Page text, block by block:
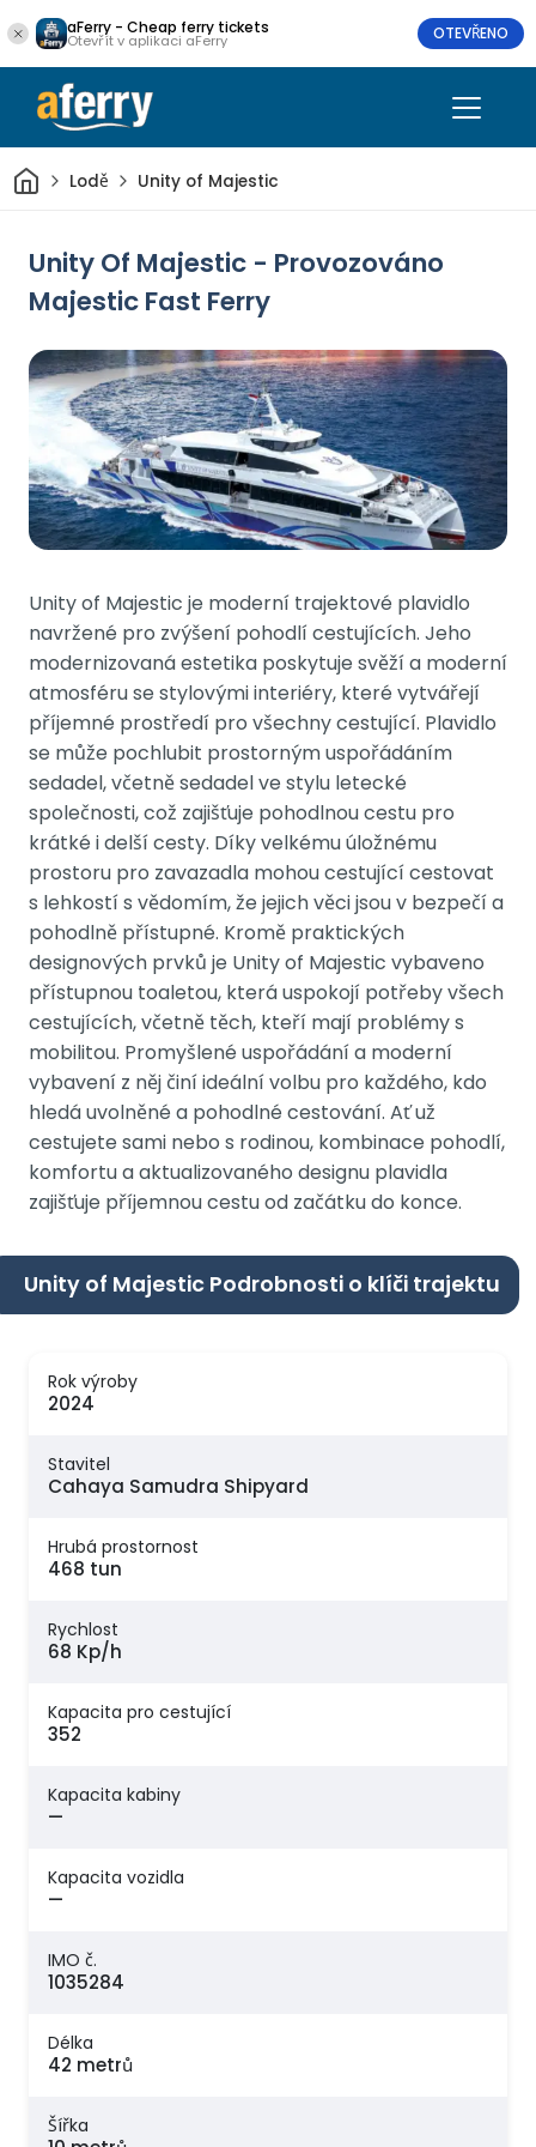
aFerry - Cheap ferry tickets
Otevřít v aplikaci aFerry OTEVŘENO
Domov
Lodě Unity of Majestic
Unity Of Majestic - Provozováno
Majestic Fast Ferry
Unity of Majestic je moderní trajektové plavidlo
navržené pro zvýšení pohodlí cestujících. Jeho
modernizovaná estetika poskytuje svěží a moderní
atmosféru se stylovými interiéry, které vytvářejí
příjemné prostředí pro všechny cestující. Plavidlo
se může pochlubit prostorným uspořádáním
sedadel, včetně sedadel ve stylu letecké
společnosti, což zajišťuje pohodlnou cestu pro
krátké i delší cesty. Díky velkému úložnému
prostoru pro zavazadla mohou cestující cestovat
s lehkostí s vědomím, že jejich věci jsou v bezpečí a
pohodlně přístupné. Kromě praktických
designových prvků je Unity of Majestic vybaveno
přístupnou toaletou, která uspokojí potřeby všech
cestujících, včetně těch, kteří mají problémy s
mobilitou. Promyšlené uspořádání a moderní
vybavení z něj činí ideální volbu pro každého, kdo
hledá uvolněné a pohodlné cestování. Ať už
cestujete sami nebo s rodinou, kombinace pohodlí,
komfortu a aktualizovaného designu plavidla
zajišťuje příjemnou cestu od začátku do konce.
Unity of Majestic Podrobnosti o klíči trajektu
Rok výroby
2024
Stavitel
Cahaya Samudra Shipyard
Hrubá prostornost
468 tun
Rychlost
68 Kp/h
Kapacita pro cestující
352
Kapacita kabiny
—
Kapacita vozidla
—
IMO č.
1035284
Délka
42 metrů
Šířka